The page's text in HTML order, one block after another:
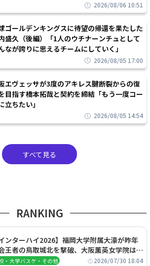
2026/08/06 10:51
ゴールデンキングスに待望の帰還を果たした
盛久（後編）「1人のウチナーンチュとして
なが誇りに思えるチームにしていく」
2026/08/05 17:00
エヴェッサが3度のアキレス腱断裂からの復
目指す橋本拓哉と契約を締結「もう一度コー
立ちたい」
2026/08/05 14:54
すべて見る
RANKING
インターハイ2026】福岡大学附属大濠が昨年
王者の鳥取城北を撃破、大阪薫英女学院は岐
子に完勝、大会3日目試合結果
・大学バスケ・その他 2026/07/30 18:04